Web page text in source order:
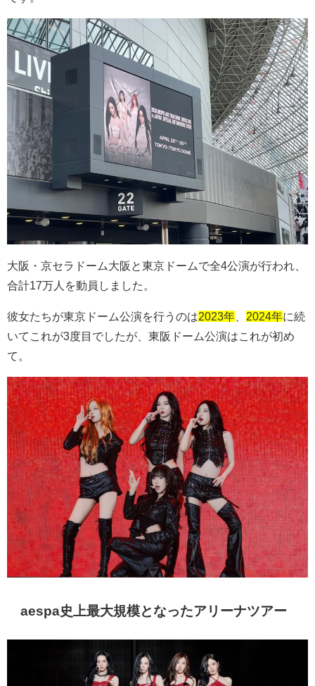
大阪・京セラドーム大阪と東京ドームで全4公演が行われ、
合計17万人を動員しました。
彼女たちが東京ドーム公演を行うのは2023年 2024年に続
いてこれが3度目でしたが、東阪ドーム公演はこれが初め
て。
aespa史上最大規模となったアリーナツアー